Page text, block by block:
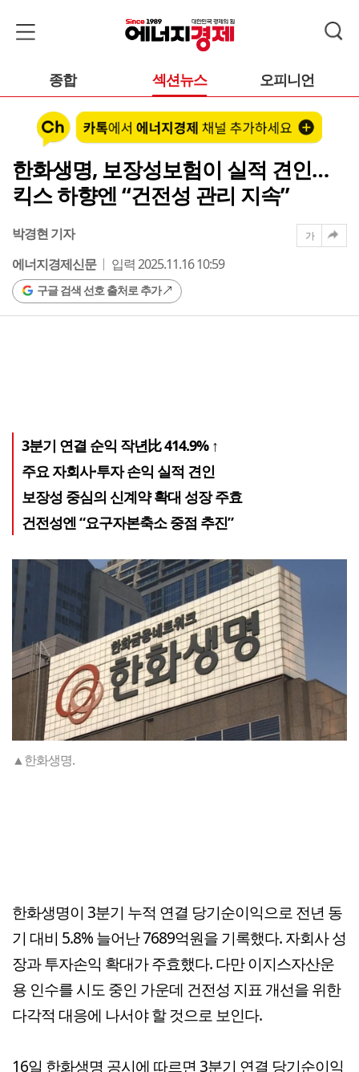
종합 섹션뉴스 오피니언
한화생명, 보장성보험이 실적 견인…
킥스 하향엔 “건전성 관리 지속”
박경현 기자
에너지경제신문
입력 2025.11.16 10:59
구글 검색 선호 출처로 추가
가
3분기 연결 순익 작년比 414.9% ↑
주요 자회사·투자 손익 실적 견인
보장성 중심의 신계약 확대 성장 주효
건전성엔 “요구자본축소 중점 추진”
▲한화생명.
한화생명이 3분기 누적 연결 당기순이익으로 전년 동
기 대비 5.8% 늘어난 7689억원을 기록했다. 자회사 성
장과 투자손익 확대가 주효했다. 다만 이지스자산운
용 인수를 시도 중인 가운데 건전성 지표 개선을 위한
다각적 대응에 나서야 할 것으로 보인다.
16일 한화생명 공시에 따르면 3분기 연결 당기순이익